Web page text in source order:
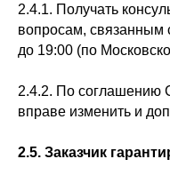
2.4.1. Получать
вопросам, связанным
до 19:00 (по
2.4.2. По соглашению
вправе изменить и
2.5. Заказчик